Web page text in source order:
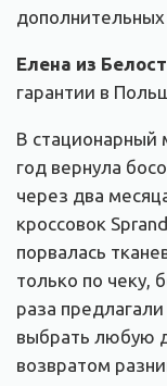
дополнительных
Елена из
гарантии в
В стационарный
год вернула
через два
кроссовок
порвалась
только по чеку,
раза
выбрать любую
возвратом